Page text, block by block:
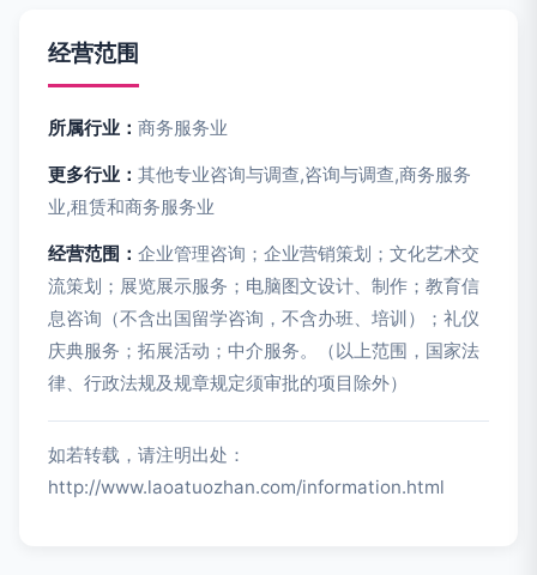
经营范围
所属行业： 商务服务业
更多行业： 其他专业咨询与调查,咨询与调查,商务服务
业,租赁和商务服务业
经营范围： 企业管理咨询；企业营销策划；文化艺术交
流策划；展览展示服务；电脑图文设计、制作；教育信
息咨询（不含出国留学咨询，不含办班、培训）；礼仪
庆典服务；拓展活动；中介服务。（以上范围，国家法
律、行政法规及规章规定须审批的项目除外）
如若转载，请注明出处：
http://www.laoatuozhan.com/information.html